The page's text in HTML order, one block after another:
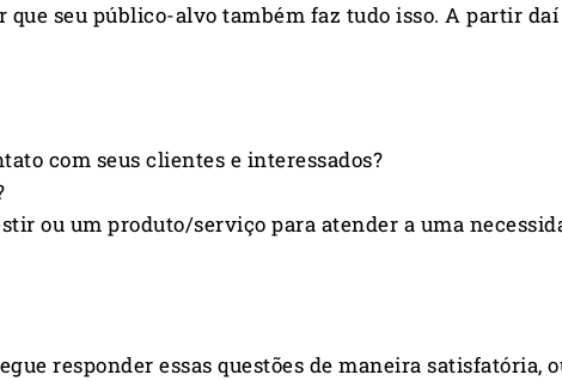
seu público-alvo também faz tudo isso. A partir
com seus clientes e interessados?
ou um produto/serviço para atender a uma
responder essas questões de maneira satisfatória,